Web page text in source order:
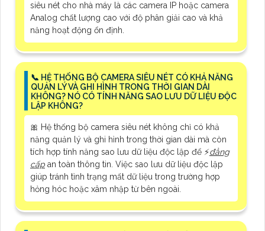
siêu nét cho nhà máy là các camera IP hoặc camera
Analog chất lượng cao với độ phân giải cao và khả
năng hoạt động ổn định.
📞 HỆ THỐNG BỘ CAMERA SIÊU NÉT CÓ KHẢ NĂNG
QUẢN LÝ VÀ GHI HÌNH TRONG THỜI GIAN DÀI
KHÔNG? NÓ CÓ TÍNH NĂNG SAO LƯU DỮ LIỆU ĐỘC
LẬP KHÔNG?
🎀 Hệ thống bộ camera siêu nét không chỉ có khả
năng quản lý và ghi hình trong thời gian dài mà còn
tích hợp tính năng sao lưu dữ liệu độc lập để ️⚡đẳng
cấp an toàn thông tin. Việc sao lưu dữ liệu độc lập
giúp tránh tình trạng mất dữ liệu trong trường hợp
hỏng hóc hoặc xâm nhập từ bên ngoài.